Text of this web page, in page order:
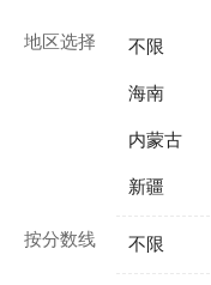
地区选择 不限
海南
内蒙古
新疆
按分数线 不限